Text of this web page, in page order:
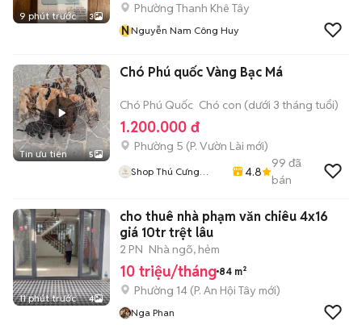
9 phút trước 3
Phường Thanh Khê Tây
NNguyễn Nam Công Huy
Tin ưu tiên 5
Chó Phú quốc Vàng Bạc Má
Chó Phú Quốc Chó con (dưới 3 tháng tuổi)
1.200.000 đ
Phường 5 (P. Vườn Lài mới)
Shop Thú Cưng
4.8
99 đã
bán
11 phút trước 4
cho thuê nhà phạm văn chiêu 4x16
giá 10tr trệt lâu
2 PN Nhà ngõ, hẻm
10 triệu/tháng 84 m²
Phường 14 (P. An Hội Tây mới)
Nga Phan